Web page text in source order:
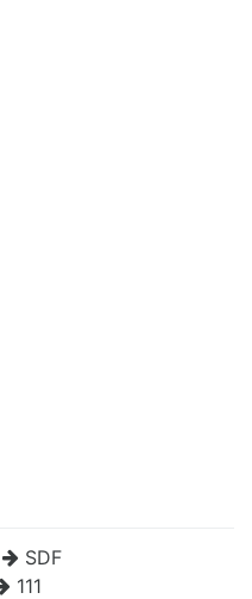
SDF
111